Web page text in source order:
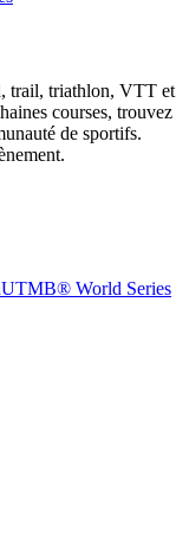
trail, triathlon, VTT et
courses, trouvez
de sportifs.
UTMB® World Series